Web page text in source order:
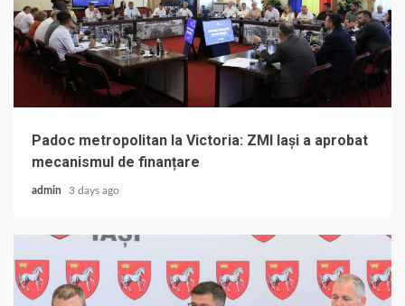
Padoc metropolitan la Victoria: ZMI Iași a aprobat
mecanismul de finanțare
admin 3 days ago